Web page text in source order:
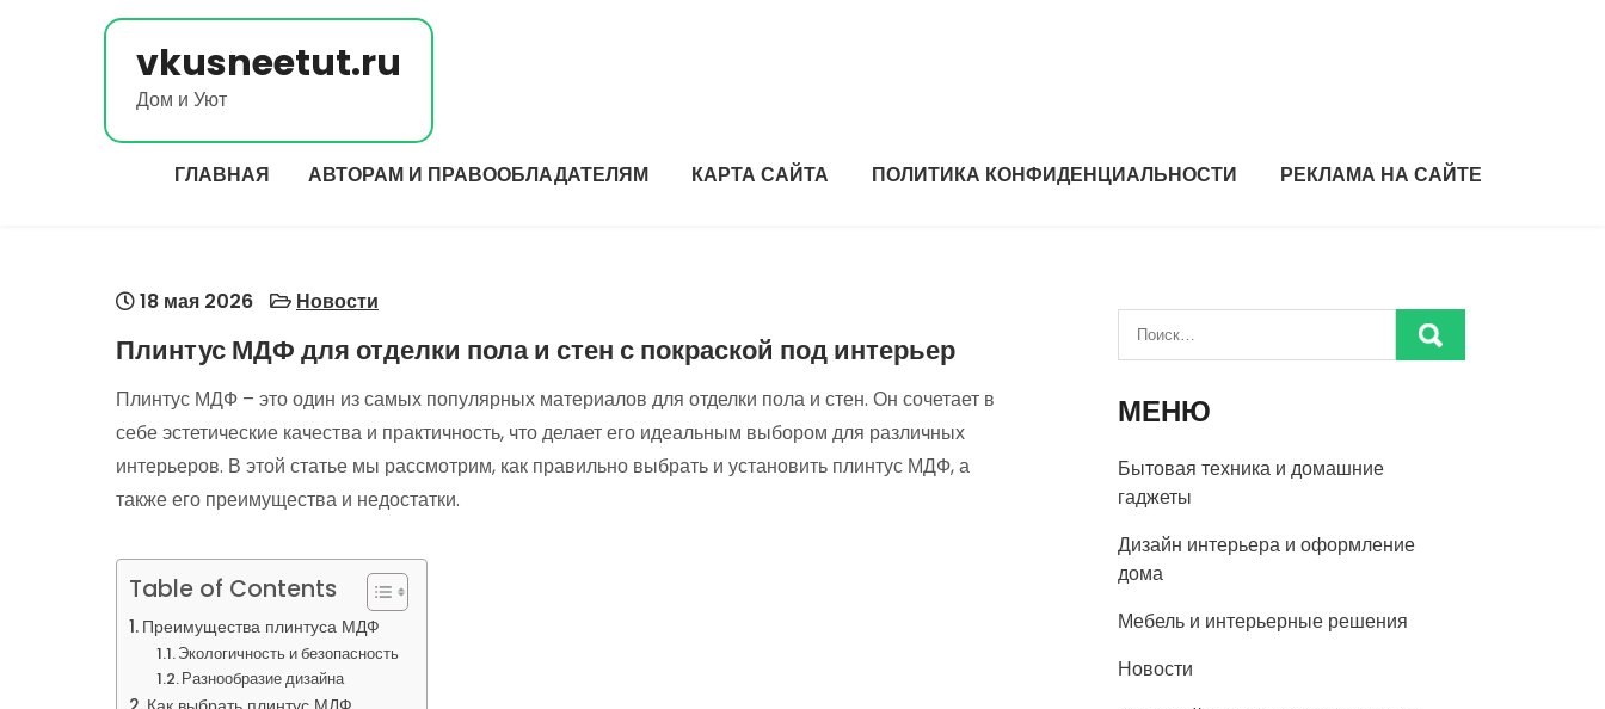
vkusneetut.ru
Дом и Уют
ГЛАВНАЯ АВТОРАМ И ПРАВООБЛАДАТЕЛЯМ КАРТА САЙТА ПОЛИТИКА КОНФИДЕНЦИАЛЬНОСТИ РЕКЛАМА НА САЙТЕ
18 мая 2026 Новости
Плинтус МДФ для отделки пола и стен с покраской под интерьер
Плинтус МДФ – это один из самых популярных материалов для отделки пола и стен. Он сочетает в
себе эстетические качества и практичность, что делает его идеальным выбором для различных
интерьеров. В этой статье мы рассмотрим, как правильно выбрать и установить плинтус МДФ, а
также его преимущества и недостатки.
Table of Contents
Преимущества плинтуса МДФ
Экологичность и безопасность
Разнообразие дизайна
МЕНЮ
Бытовая техника и домашние
гаджеты
Дизайн интерьера и оформление
дома
Мебель и интерьерные решения
Новости